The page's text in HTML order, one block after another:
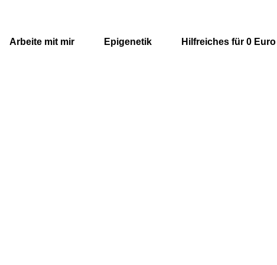
Arbeite mit mir Epigenetik Hilfreiches für 0 Euro